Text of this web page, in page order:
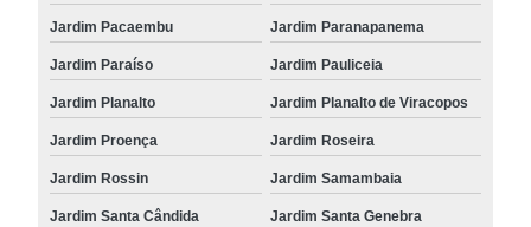
Jardim Pacaembu Jardim Paranapanema
Jardim Paraíso Jardim Pauliceia
Jardim Planalto Jardim Planalto de Viracopos
Jardim Proença Jardim Roseira
Jardim Rossin Jardim Samambaia
Jardim Santa Cândida Jardim Santa Genebra